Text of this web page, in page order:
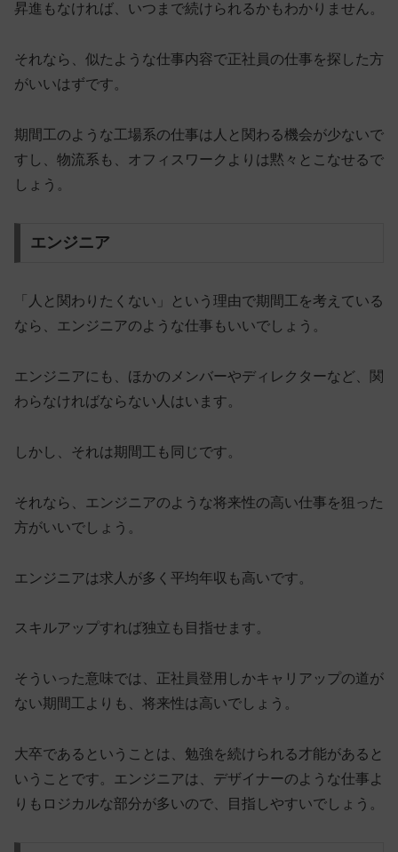
昇進もなければ、いつまで続けられるかもわかりません。
それなら、似たような仕事内容で正社員の仕事を探した方
がいいはずです。
期間工のような工場系の仕事は人と関わる機会が少ないで
すし、物流系も、オフィスワークよりは黙々とこなせるで
しょう。
エンジニア
「人と関わりたくない」という理由で期間工を考えている
なら、エンジニアのような仕事もいいでしょう。
エンジニアにも、ほかのメンバーやディレクターなど、関
わらなければならない人はいます。
しかし、それは期間工も同じです。
それなら、エンジニアのような将来性の高い仕事を狙った
方がいいでしょう。
エンジニアは求人が多く平均年収も高いです。
スキルアップすれば独立も目指せます。
そういった意味では、正社員登用しかキャリアップの道が
ない期間工よりも、将来性は高いでしょう。
大卒であるということは、勉強を続けられる才能があると
いうことです。エンジニアは、デザイナーのような仕事よ
りもロジカルな部分が多いので、目指しやすいでしょう。